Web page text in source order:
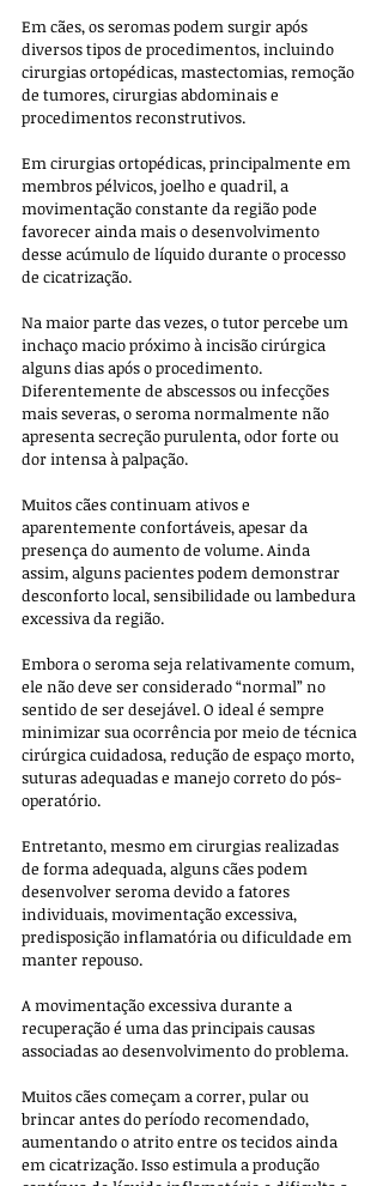
Em cães, os seromas podem surgir após
diversos tipos de procedimentos, incluindo
cirurgias ortopédicas, mastectomias, remoção
de tumores, cirurgias abdominais e
procedimentos reconstrutivos.
Em cirurgias ortopédicas, principalmente em
membros pélvicos, joelho e quadril, a
movimentação constante da região pode
favorecer ainda mais o desenvolvimento
desse acúmulo de líquido durante o processo
de cicatrização.
Na maior parte das vezes, o tutor percebe um
inchaço macio próximo à incisão cirúrgica
alguns dias após o procedimento.
Diferentemente de abscessos ou infecções
mais severas, o seroma normalmente não
apresenta secreção purulenta, odor forte ou
dor intensa à palpação.
Muitos cães continuam ativos e
aparentemente confortáveis, apesar da
presença do aumento de volume. Ainda
assim, alguns pacientes podem demonstrar
desconforto local, sensibilidade ou lambedura
excessiva da região.
Embora o seroma seja relativamente comum,
ele não deve ser considerado “normal” no
sentido de ser desejável. O ideal é sempre
minimizar sua ocorrência por meio de técnica
cirúrgica cuidadosa, redução de espaço morto,
suturas adequadas e manejo correto do pós-
operatório.
Entretanto, mesmo em cirurgias realizadas
de forma adequada, alguns cães podem
desenvolver seroma devido a fatores
individuais, movimentação excessiva,
predisposição inflamatória ou dificuldade em
manter repouso.
A movimentação excessiva durante a
recuperação é uma das principais causas
associadas ao desenvolvimento do problema.
Muitos cães começam a correr, pular ou
brincar antes do período recomendado,
aumentando o atrito entre os tecidos ainda
em cicatrização. Isso estimula a produção